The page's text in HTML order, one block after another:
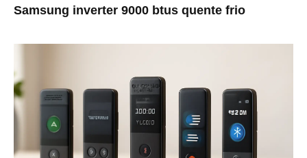
Samsung inverter 9000 btus quente frio